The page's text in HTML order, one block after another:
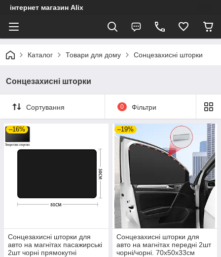
інтернет магазин Alix
Каталог Товари для дому Сонцезахисні шторки
Сонцезахисні шторки
Сортування 0 Фільтри
–16%
Сонцезахисні шторки для
авто на магнітах пасажирські
2шт чорні прямокутні
–19%
Сонцезахисні шторки для
авто на магнітах передні 2шт
чорні/чорні. 70х50х33см